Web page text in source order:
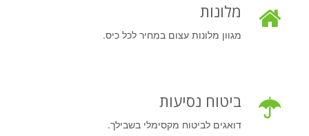
מלונות
מגוון מלונות עצום במחיר לכל כיס.
ביטוח נסיעות
דואגים לביטוח מקסימלי בשבילך.